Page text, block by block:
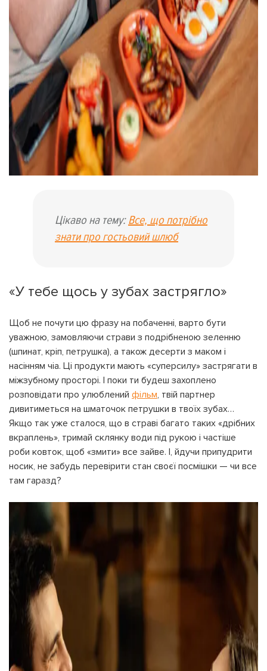
Цікаво на тему:Все, що потрібно
знати про гостьовий шлюб
«У тебе щось у зубах застрягло»
Щоб не почути цю фразу на побаченні, варто бути
уважною, замовляючи страви з подрібненою зеленню
(шпинат, кріп, петрушка), а також десерти з маком і
насінням чіа. Ці продукти мають «суперсилу» застрягати в
міжзубному просторі. І поки ти будеш захоплено
розповідати про улюблений фільм, твій партнер
дивитиметься на шматочок петрушки в твоїх зубах…
Якщо так уже сталося, що в страві багато таких «дрібних
вкраплень», тримай склянку води під рукою і частіше
роби ковток, щоб «змити» все зайве. І, йдучи припудрити
носик, не забудь перевірити стан своєї посмішки — чи все
там гаразд?